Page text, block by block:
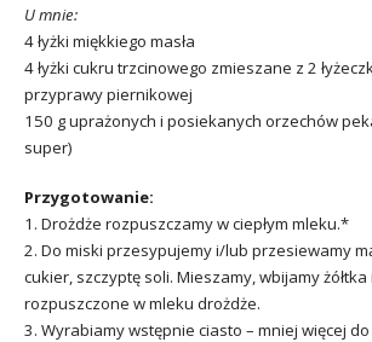
U mnie:
4 łyżki miękkiego masła
4 łyżki cukru trzcinowego zmieszane z 2
przyprawy piernikowej
150 g uprażonych i posiekanych orzechów
super)
Przygotowanie:
1. Drożdże rozpuszczamy w ciepłym mleku.*
2. Do miski przesypujemy i/lub przesiewamy
cukier, szczyptę soli. Mieszamy, wbijamy
rozpuszczone w mleku drożdże.
3. Wyrabiamy wstępnie ciasto – mniej więcej do